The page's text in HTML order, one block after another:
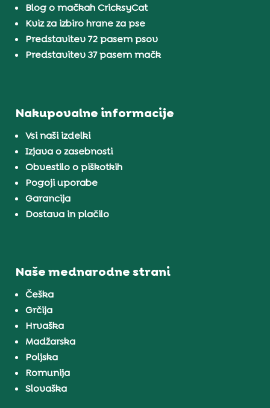
Blog o mačkah CricksyCat
Kviz za izbiro hrane za pse
Predstavitev 72 pasem psov
Predstavitev 37 pasem mačk
Nakupovalne informacije
Vsi naši izdelki
Izjava o zasebnosti
Obvestilo o piškotkih
Pogoji uporabe
Garancija
Dostava in plačilo
Naše mednarodne strani
Češka
Grčija
Hrvaška
Madžarska
Poljska
Romunija
Slovaška